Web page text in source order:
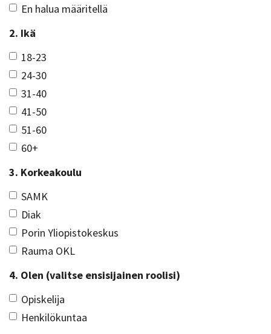
En halua määritellä
2. Ikä
18-23
24-30
31-40
41-50
51-60
60+
3. Korkeakoulu
SAMK
Diak
Porin Yliopistokeskus
Rauma OKL
4. Olen (valitse ensisijainen roolisi)
Opiskelija
Henkilökuntaa